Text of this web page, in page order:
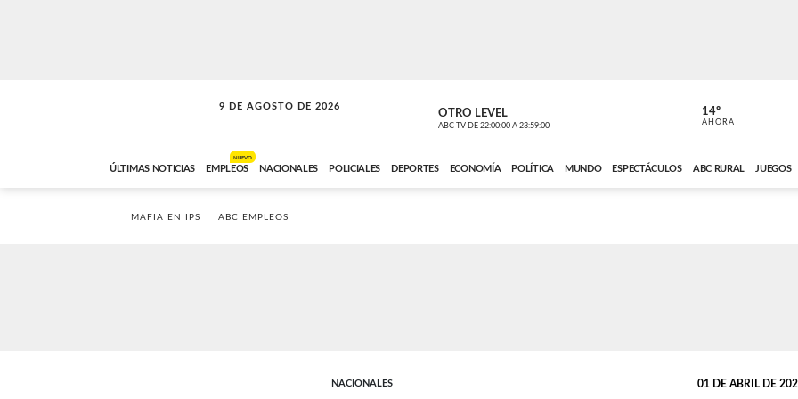
9 DE AGOSTO DE 2026
SOLO MÚSICA OTRO LEVEL
ABC TV DE 22:00:00 A 23:59:00 ABC CARDINAL
14º
AHORA
ÚLTIMAS NOTICIAS EMPLEOS
NUEVO
NACIONALES POLICIALES DEPORTES ECONOMÍA POLÍTICA MUNDO ESPECTÁCULOS ABC RURAL JUEGOS
MAFIA EN IPS ABC EMPLEOS
NACIONALES 01 DE ABRIL DE